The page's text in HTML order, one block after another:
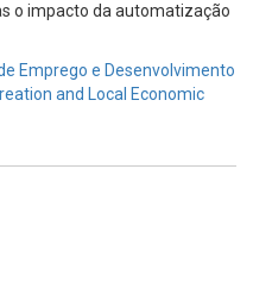
o impacto da automatização
Emprego e Desenvolvimento
and Local Economic